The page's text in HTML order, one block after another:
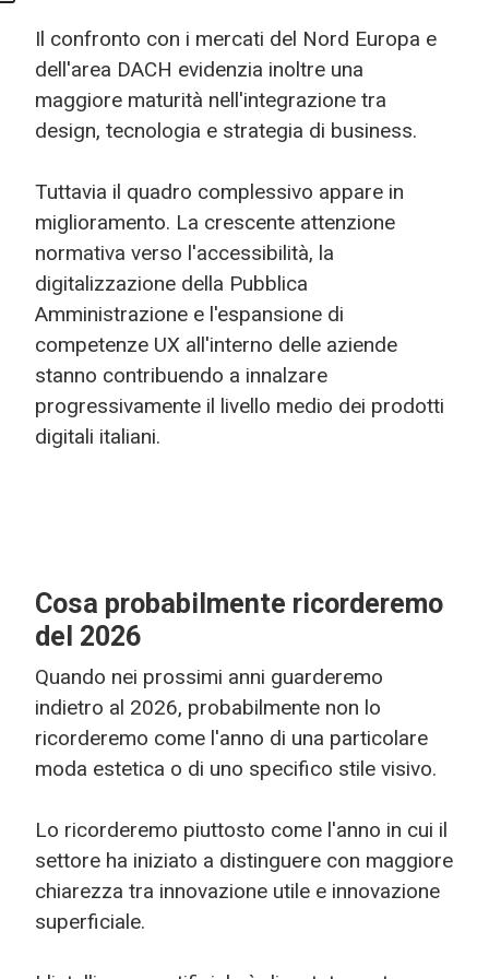
Il confronto con i mercati del Nord Europa e
dell'area DACH evidenzia inoltre una
maggiore maturità nell'integrazione tra
design, tecnologia e strategia di business.
Tuttavia il quadro complessivo appare in
miglioramento. La crescente attenzione
normativa verso l'accessibilità, la
digitalizzazione della Pubblica
Amministrazione e l'espansione di
competenze UX all'interno delle aziende
stanno contribuendo a innalzare
progressivamente il livello medio dei prodotti
digitali italiani.
Cosa probabilmente ricorderemo
del 2026
Quando nei prossimi anni guarderemo
indietro al 2026, probabilmente non lo
ricorderemo come l'anno di una particolare
moda estetica o di uno specifico stile visivo.
Lo ricorderemo piuttosto come l'anno in cui il
settore ha iniziato a distinguere con maggiore
chiarezza tra innovazione utile e innovazione
superficiale.